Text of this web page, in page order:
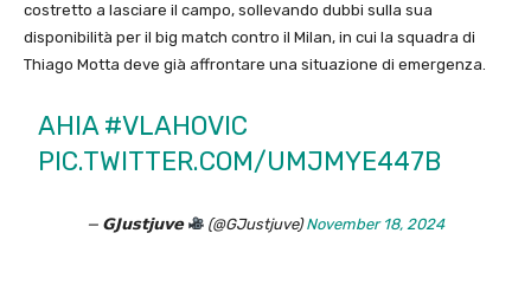
costretto a lasciare il campo, sollevando dubbi sulla sua
disponibilità per il big match contro il Milan, in cui la squadra di
Thiago Motta deve già affrontare una situazione di emergenza.
AHIA#VLAHOVIC
PIC.TWITTER.COM/UMJMYE447B
— 𝗚𝗝𝘂𝘀𝘁𝗷𝘂𝘃𝗲 (@GJustjuve)November 18, 2024